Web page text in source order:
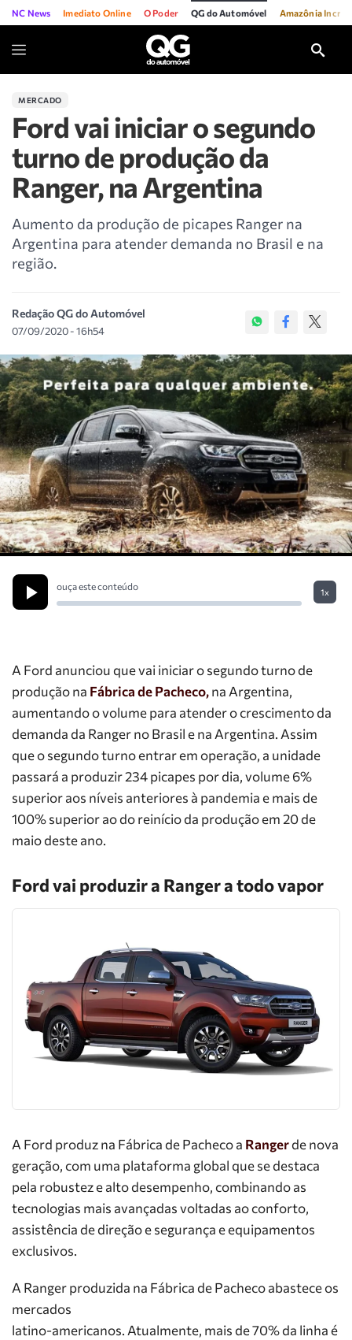
NC News Imediato Online O Poder QG do Automóvel Amazônia
MERCADO
Ford vai iniciar o segundo
turno de produção da
Ranger, na Argentina
Aumento da produção de picapes Ranger na
Argentina para atender demanda no Brasil e na
região.
Redação QG do Automóvel
07/09/2020 - 16h54
ouça este conteúdo
1x
A Ford anunciou que vai iniciar o segundo turno de
produção na Fábrica de Pacheco,na Argentina,
aumentando o volume para atender o crescimento da
demanda da Ranger no Brasil e na Argentina. Assim
que o segundo turno entrar em operação, a unidade
passará a produzir 234 picapes por dia, volume 6%
superior aos níveis anteriores à pandemia e mais de
100% superior ao do reinício da produção em 20 de
maio deste ano.
Ford vai produzir a Ranger a todo vapor
A Ford produz na Fábrica de Pacheco a Rangerde nova
geração, com uma plataforma global que se destaca
pela robustez e alto desempenho, combinando as
tecnologias mais avançadas voltadas ao conforto,
assistência de direção e segurança e equipamentos
exclusivos.
A Ranger produzida na Fábrica de Pacheco abastece os
mercados
latino-americanos. Atualmente, mais de 70% da linha é